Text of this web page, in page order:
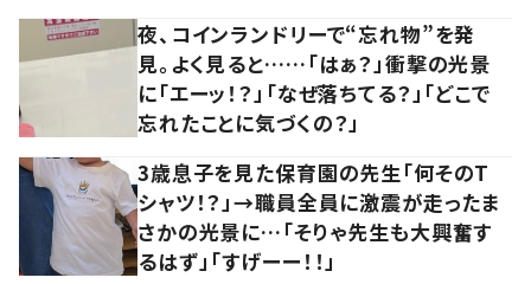
夜、コインランドリーで“忘れ物”を発
見。よく見ると……「はぁ？」衝撃の光景
に「エーッ！？」「なぜ落ちてる？」「どこで
忘れたことに気づくの？」
3歳息子を見た保育園の先生「何そのT
シャツ！？」→職員全員に激震が走ったま
さかの光景に…「そりゃ先生も大興奮す
るはず」「すげーー！！」